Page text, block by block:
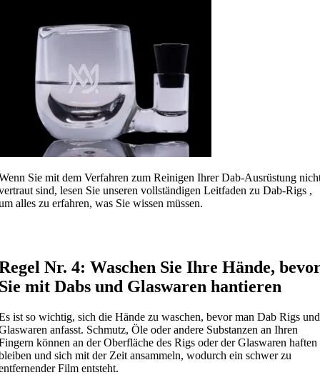
Sie mit dem Verfahren zum Reinigen Ihrer Dab-Ausrüstung
sind, lesen Sie unseren vollständigen Leitfaden zu Dab-Rigs ,
alles zu erfahren, was Sie wissen müssen.
Nr. 4: Waschen Sie Ihre Hände,
mit Dabs und Glaswaren hantieren
ist so wichtig, sich die Hände zu waschen, bevor man Dab Rigs und
anfasst. Schmutz, Öle oder andere Substanzen an Ihren
können an der Oberfläche des Rigs oder der Glaswaren haften
und sich mit der Zeit ansammeln, wodurch ein schwer zu
Film entsteht.